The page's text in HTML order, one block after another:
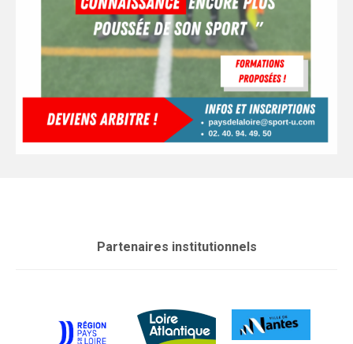
Partenaires institutionnels